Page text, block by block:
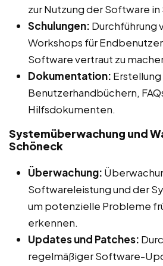
zur Nutzung der Software
Schulungen: Durchführung
Workshops für
Software vertraut zu
Dokumentation:
Benutzerhandbüchern,
Hilfsdokumenten.
Systemüberwachung und
Schöneck
Überwachung:
Softwareleistung und der
um potenzielle Probleme
erkennen.
Updates und Patches:
regelmäßiger Software-